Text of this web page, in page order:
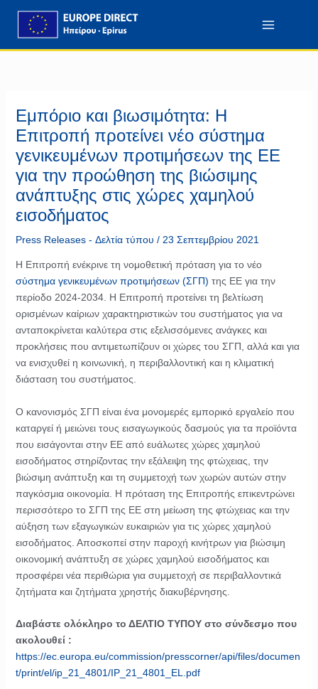
περιεχόμενο
περιεχόμενο
Εμπόριο και βιωσιμότητα: Η
Επιτροπή προτείνει νέο σύστημα
γενικευμένων προτιμήσεων της ΕΕ
για την προώθηση της βιώσιμης
ανάπτυξης στις χώρες χαμηλού
εισοδήματος
Press Releases - Δελτία τύπου / 23 Σεπτεμβρίου 2021
Η Επιτροπή ενέκρινε τη νομοθετική πρόταση για το νέο
σύστημα γενικευμένων προτιμήσεων (ΣΓΠ) της ΕΕ για την
περίοδο 2024-2034. Η Επιτροπή προτείνει τη βελτίωση
ορισμένων καίριων χαρακτηριστικών του συστήματος για να
ανταποκρίνεται καλύτερα στις εξελισσόμενες ανάγκες και
προκλήσεις που αντιμετωπίζουν οι χώρες του ΣΓΠ, αλλά και για
να ενισχυθεί η κοινωνική, η περιβαλλοντική και η κλιματική
διάσταση του συστήματος.
Ο κανονισμός ΣΓΠ είναι ένα μονομερές εμπορικό εργαλείο που
καταργεί ή μειώνει τους εισαγωγικούς δασμούς για τα προϊόντα
που εισάγονται στην ΕΕ από ευάλωτες χώρες χαμηλού
εισοδήματος στηρίζοντας την εξάλειψη της φτώχειας, την
βιώσιμη ανάπτυξη και τη συμμετοχή των χωρών αυτών στην
παγκόσμια οικονομία. Η πρόταση της Επιτροπής επικεντρώνει
περισσότερο το ΣΓΠ της ΕΕ στη μείωση της φτώχειας και την
αύξηση των εξαγωγικών ευκαιριών για τις χώρες χαμηλού
εισοδήματος. Αποσκοπεί στην παροχή κινήτρων για βιώσιμη
οικονομική ανάπτυξη σε χώρες χαμηλού εισοδήματος και
προσφέρει νέα περιθώρια για συμμετοχή σε περιβαλλοντικά
ζητήματα και ζητήματα χρηστής διακυβέρνησης.
Διαβάστε ολόκληρο το ΔΕΛΤΙΟ ΤΥΠΟΥ στο σύνδεσμο που
ακολουθεί :
https://ec.europa.eu/commission/presscorner/api/files/documen
t/print/el/ip_21_4801/IP_21_4801_EL.pdf